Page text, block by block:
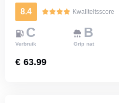
8.4 Kwaliteitsscore
C
Verbruik
B
Grip nat
€ 63.99